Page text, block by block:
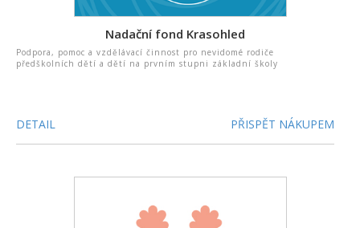
Nadační fond Krasohled
Podpora, pomoc a vzdělávací činnost pro nevidomé rodiče
předškolních dětí a dětí na prvním stupni základní školy
DETAIL PŘISPĚT NÁKUPEM